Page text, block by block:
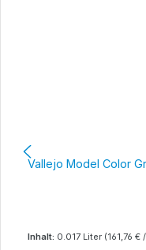
Vallejo Model Color
Inhalt: 0.017 Liter (161,76 €